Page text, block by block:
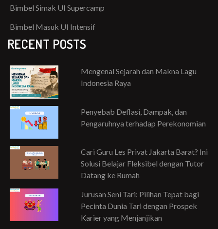
Bimbel Simak UI Supercamp
Bimbel Masuk UI Intensif
RECENT POSTS
Mengenal Sejarah dan Makna Lagu
Indonesia Raya
Penyebab Deflasi, Dampak, dan
Pengaruhnya terhadap Perekonomian
Cari Guru Les Privat Jakarta Barat? Ini
Solusi Belajar Fleksibel dengan Tutor
Datang ke Rumah
Jurusan Seni Tari: Pilihan Tepat bagi
Pecinta Dunia Tari dengan Prospek
Karier yang Menjanjikan